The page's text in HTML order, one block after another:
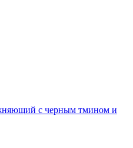
с черным тмином и